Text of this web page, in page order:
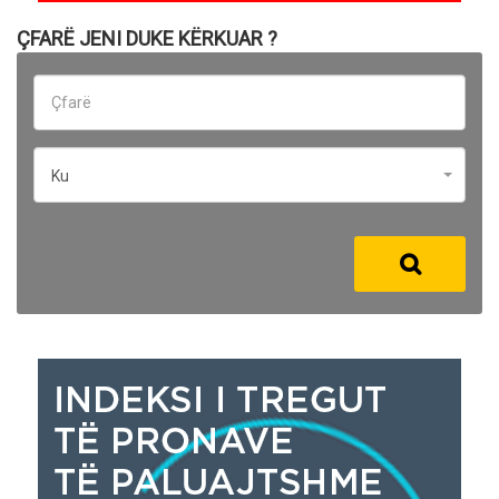
ÇFARË JENI DUKE KËRKUAR ?
Ku